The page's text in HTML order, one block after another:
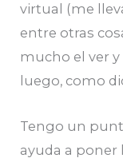
virtual (me
entre otras
mucho el ver
luego, como
Tengo un
ayuda a poner